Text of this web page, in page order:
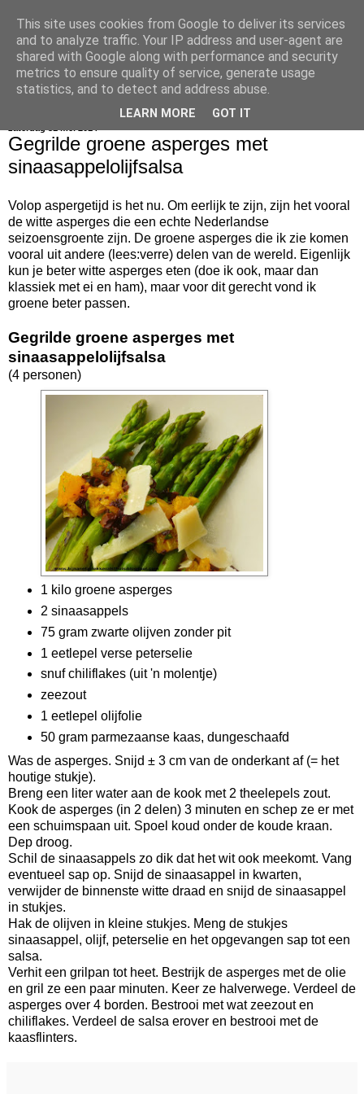
bijna net zo lekker als thuis
Gegrilde groene asperges met
sinaasappelolijfsalsa
Volop aspergetijd is het nu. Om eerlijk te zijn, zijn het vooral
de witte asperges die een echte Nederlandse
seizoensgroente zijn. De groene asperges die ik zie komen
vooral uit andere (lees:verre) delen van de wereld. Eigenlijk
kun je beter witte asperges eten (doe ik ook, maar dan
klassiek met ei en ham), maar voor dit gerecht vond ik
groene beter passen.
Gegrilde groene asperges met
sinaasappelolijfsalsa
(4 personen)
1 kilo groene asperges
2 sinaasappels
75 gram zwarte olijven zonder pit
1 eetlepel verse peterselie
snuf chiliflakes (uit 'n molentje)
zeezout
1 eetlepel olijfolie
50 gram parmezaanse kaas, dungeschaafd
Was de asperges. Snijd ± 3 cm van de onderkant af (= het
houtige stukje).
Breng een liter water aan de kook met 2 theelepels zout.
Kook de asperges (in 2 delen) 3 minuten en schep ze er met
een schuimspaan uit. Spoel koud onder de koude kraan.
Dep droog.
Schil de sinaasappels zo dik dat het wit ook meekomt. Vang
eventueel sap op. Snijd de sinaasappel in kwarten,
verwijder de binnenste witte draad en snijd de sinaasappel
in stukjes.
Hak de olijven in kleine stukjes. Meng de stukjes
sinaasappel, olijf, peterselie en het opgevangen sap tot een
salsa.
Verhit een grilpan tot heet. Bestrijk de asperges met de olie
en gril ze een paar minuten. Keer ze halverwege. Verdeel de
asperges over 4 borden. Bestrooi met wat zeezout en
chiliflakes. Verdeel de salsa erover en bestrooi met de
kaasflinters.
This site uses cookies from Google to deliver its services
and to analyze traffic. Your IP address and user-agent are
shared with Google along with performance and security
metrics to ensure quality of service, generate usage
statistics, and to detect and address abuse.
LEARN MORE GOT IT